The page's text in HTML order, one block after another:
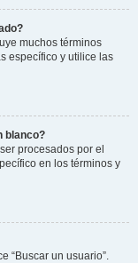
muchos términos
específico y utilice las
blanco?
procesados por el
en los términos y
“Buscar un usuario”.